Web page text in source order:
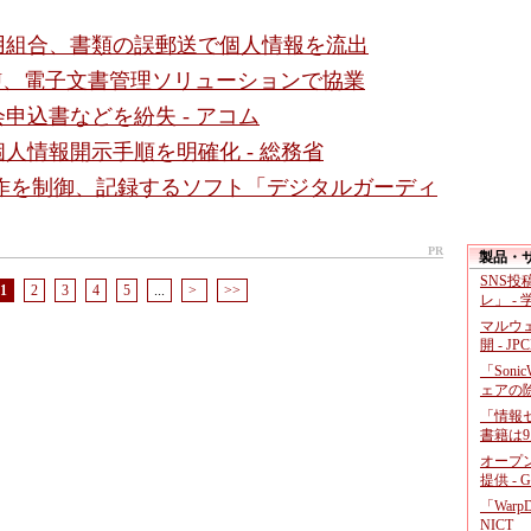
合、書類の誤郵送で個人情報を流出
電子文書管理ソリューションで協業
込書などを紛失 - アコム
情報開示手順を明確化 - 総務省
を制御、記録するソフト「デジタルガーディ
PR
1 2 3 4 5 ... > >>
製品・
SNS投
レ」 -
マルウ
開 -
「
ェアの
「情
書籍は
オープ
提供 -
「
NICT